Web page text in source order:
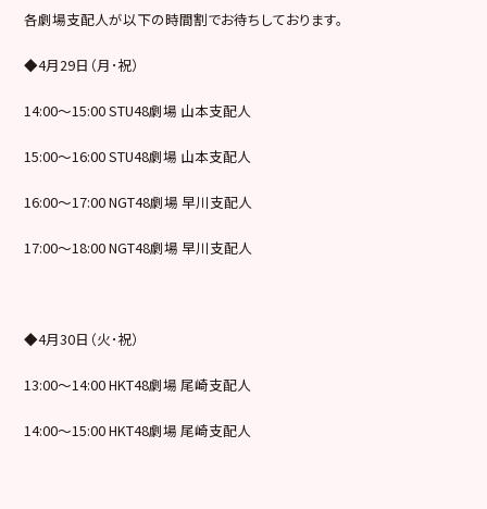
各劇場支配人が以下の時間割でお待ちしております。
◆4月29日（月･祝）
14:00～15:00 STU48劇場 山本支配人
15:00～16:00 STU48劇場 山本支配人
16:00～17:00 NGT48劇場 早川支配人
17:00～18:00 NGT48劇場 早川支配人
◆4月30日（火･祝）
13:00～14:00 HKT48劇場 尾崎支配人
14:00～15:00 HKT48劇場 尾崎支配人